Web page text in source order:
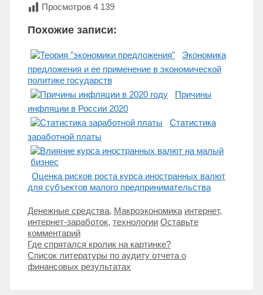
Просмотров 4 139
Похожие записи:
Экономика
предложения и ее применение в экономической
политике государств
Причины
инфляции в России 2020
Статистика
заработной платы
Оценка рисков роста курса иностранных валют
для субъектов малого предпринимательства
Рубрики
Денежные средства, Макроэкономика Метки
интернет,
интернет-заработок, технологии Оставьте
комментарий
Навигация
записи
Где спрятался кролик на картинке?
Список литературы по аудиту отчета о
финансовых результатах